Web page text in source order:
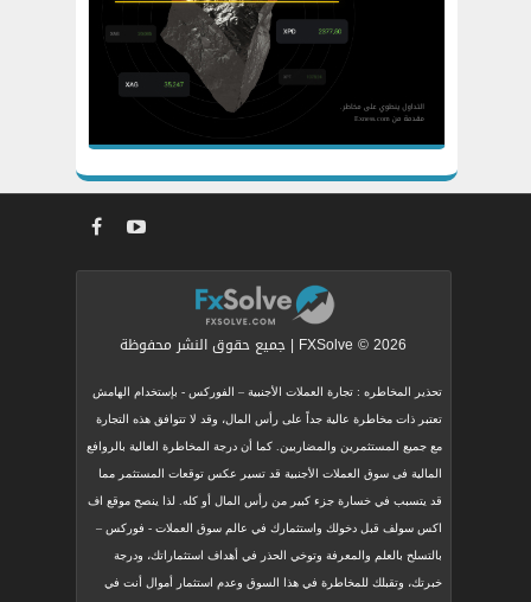
FXSolve © 2026 | جميع حقوق النشر محفوظة
تحذير المخاطره : تجارة العملات الأجنبية – الفوركس - بإستخدام الهامش
تعتبر ذات مخاطرة عالية جداً على رأس المال، وقد لا تتوافق هذه التجارة
مع جميع المستثمرين والمضاربين. كما أن درجة المخاطرة العالية بالروافع
المالية فى سوق العملات الأجنبية قد تسير عكس توقعات المستثمر مما
قد يتسبب في خسارة جزء كبير من رأس المال أو كله. لذا ينصح موقع اف
اكس سولف قبل دخولك واستثمارك في عالم سوق العملات - فوركس –
بالتسلح بالعلم والمعرفة وتوخي الحذر في أهداف استثماراتك، ودرجة
خبرتك، وتقبلك للمخاطرة في هذا السوق وعدم استثمار أموال أنت في